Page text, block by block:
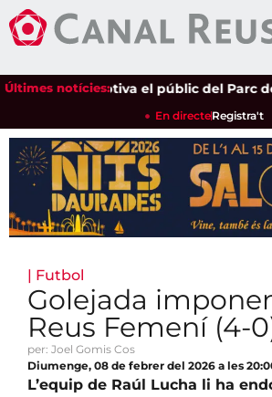
Últimes notícies:
Castro captiva el públic del Parc del
En directeRegistra't
| Futbol
Golejada
Reus Femení (4-
per: Joel Gomis Cos
Diumenge, 08 de febrer del 2026 a les
L’equip de Raúl Lucha li ha